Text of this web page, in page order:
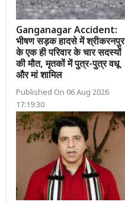
Ganganagar Accident:
भीषण सड़क हादसे में श्रीकरनपुर
के एक ही परिवार के चार सदस्यों
की मौत, मृतकों में पुत्र-पुत्र वधू
और मां शामिल
Published On 06 Aug 2026
17:19:30